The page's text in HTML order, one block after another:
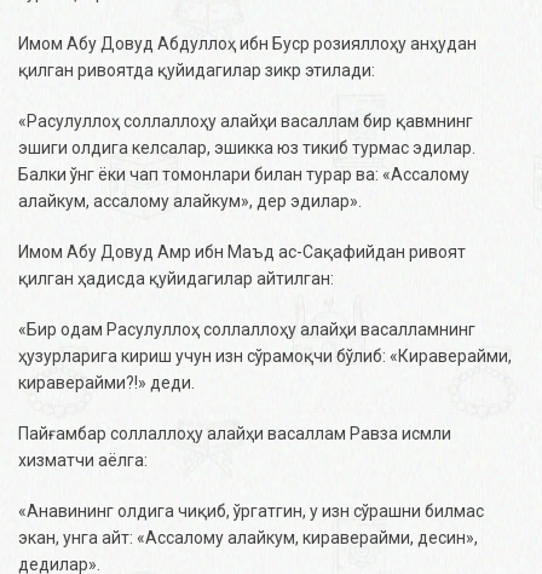
Имом Абу Довуд Абдуллоҳ ибн Буср розияллоҳу анҳудан
қилган ривоятда қуйидагилар зикр этилади:
«Расулуллоҳ соллаллоҳу алайҳи васаллам бир қавмнинг
эшиги олдига келсалар, эшикка юз тикиб турмас эдилар.
Балки ўнг ёки чап томонлари билан турар ва: «Ассалому
алайкум, ассалому алайкум», дер эдилар».
Имом Абу Довуд Амр ибн Маъд ас-Сақафийдан ривоят
қилган ҳадисда қуйидагилар айтилган:
«Бир одам Расулуллоҳ соллаллоҳу алайҳи васалламнинг
ҳузурларига кириш учун изн сўрамоқчи бўлиб: «Кираверайми,
кираверайми?!» деди.
Пайғамбар соллаллоҳу алайҳи васаллам Равза исмли
хизматчи аёлга:
«Анавининг олдига чиқиб, ўргатгин, у изн сўрашни билмас
экан, унга айт: «Ассалому алайкум, кираверайми, десин»,
дедилар».